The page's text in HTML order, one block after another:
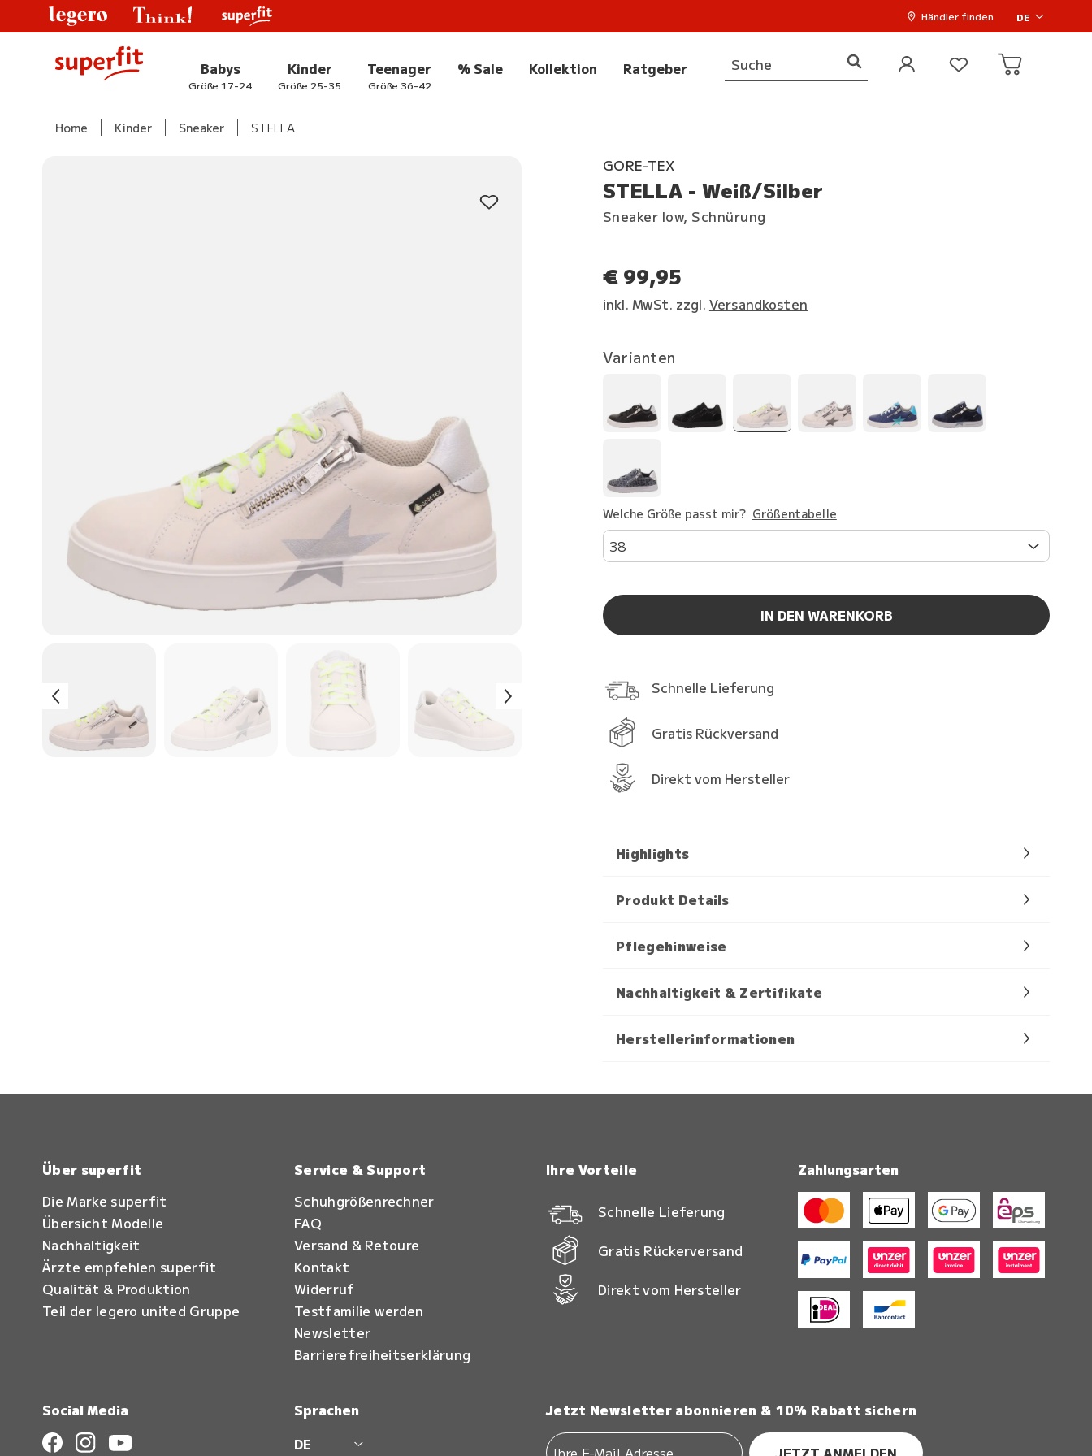
Händler finden DE
Babys
Größe 17-24
Kinder
Größe 25-35
Teenager
Größe 36-42
% Sale Kollektion Ratgeber
Home Kinder Sneaker STELLA
GORE-TEX
STELLA - Weiß/Silber
Sneaker low, Schnürung
€ 99,95
inkl. MwSt. zzgl. Versandkosten
Varianten
Welche Größe passt mir? Größentabelle
38
IN DEN WARENKORB
Schnelle Lieferung
Gratis Rückversand
Direkt vom Hersteller
Highlights
Produkt Details
Pflegehinweise
Nachhaltigkeit & Zertifikate
Herstellerinformationen
Über superfit
Die Marke superfit
Übersicht Modelle
Nachhaltigkeit
Ärzte empfehlen superfit
Qualität & Produktion
Teil der legero united Gruppe
Service & Support
Schuhgrößenrechner
FAQ
Versand & Retoure
Kontakt
Widerruf
Testfamilie werden
Newsletter
Barrierefreiheitserklärung
Ihre Vorteile
Schnelle Lieferung
Gratis Rückerversand
Direkt vom Hersteller
Zahlungsarten
Social Media
Sprachen
DE
Jetzt Newsletter abonnieren & 10% Rabatt sichern